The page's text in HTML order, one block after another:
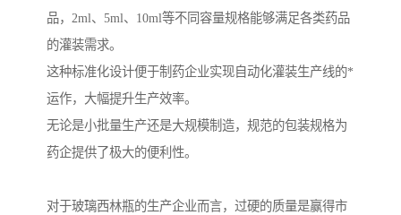
品，2ml、5ml、10ml等不同容量规格能够满足各类药品
的灌装需求。
这种标准化设计便于制药企业实现自动化灌装生产线的*
运作，大幅提升生产效率。
无论是小批量生产还是大规模制造，规范的包装规格为
药企提供了极大的便利性。
对于玻璃西林瓶的生产企业而言，过硬的质量是赢得市